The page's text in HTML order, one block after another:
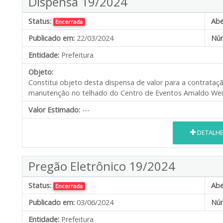
Status: Encerrada
Publicado em: 22/03/2024
Entidade: Prefeitura
Objeto:
Constitui objeto desta dispensa de valor para a
manutenção no telhado do Centro de Eventos Arnaldo
Valor Estimado: ---
Pregão Eletrônico 19/2024
Status: Encerrada
Publicado em: 03/06/2024
Entidade: Prefeitura